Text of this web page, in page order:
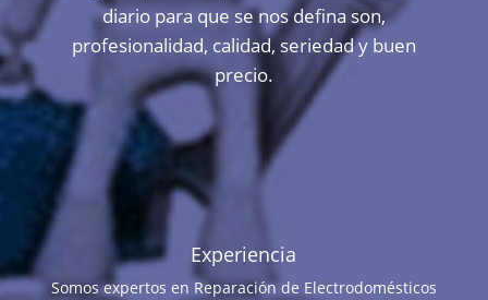
diario para que se nos defina son,
profesionalidad, calidad, seriedad y buen
precio.
Experiencia
Somos expertos en Reparación de Electrodomésticos